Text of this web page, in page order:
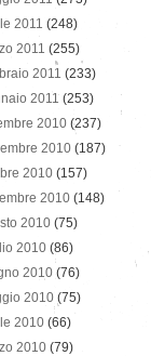
2011 (248)
2011 (255)
2011 (233)
2011 (253)
2010 (237)
2010 (187)
2010 (157)
2010 (148)
2010 (75)
2010 (86)
2010 (76)
2010 (75)
2010 (66)
2010 (79)